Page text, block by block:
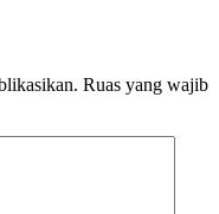
Ruas yang wajib